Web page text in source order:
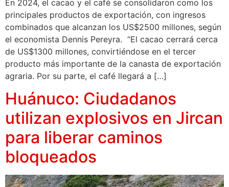
En 2024, el cacao y el café se consolidaron como los
principales productos de exportación, con ingresos
combinados que alcanzan los US$2500 millones, según
el economista Dennis Pereyra. “El cacao cerrará cerca
de US$1300 millones, convirtiéndose en el tercer
producto más importante de la canasta de exportación
agraria. Por su parte, el café llegará a […]
Huánuco: Ciudadanos
utilizan explosivos en Jircan
para liberar caminos
bloqueados